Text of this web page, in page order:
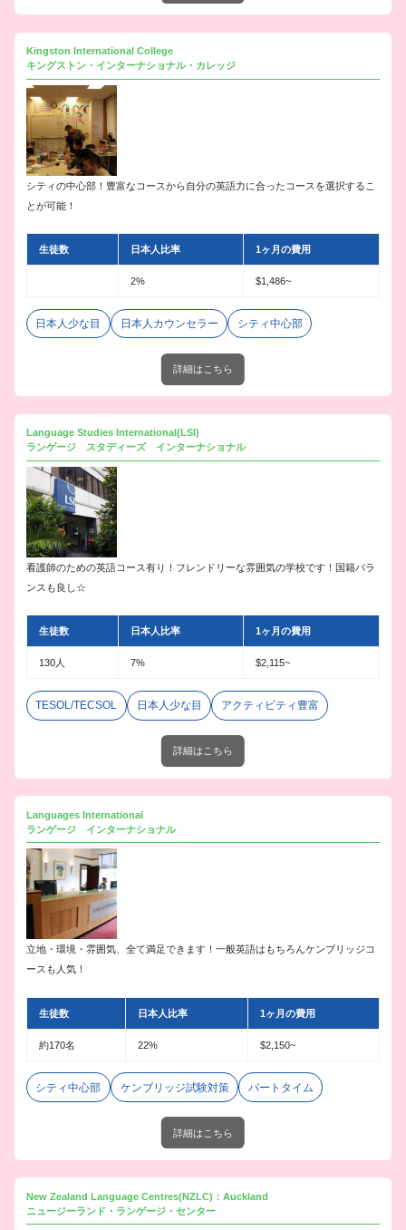
Kingston International College
キングストン・インターナショナル・カレッジ
シティの中心部！豊富なコースから自分の英語力に合ったコースを選択するこ
とが可能！
生徒数 日本人比率 1ヶ月の費用
2% $1,486~
日本人少な目 日本人カウンセラー シティ中心部
詳細はこちら
Language Studies International(LSI)
ランゲージ スタディーズ インターナショナル
看護師のための英語コース有り！フレンドリーな雰囲気の学校です！国籍バラ
ンスも良し☆
生徒数 日本人比率 1ヶ月の費用
130人 7% $2,115~
TESOL/TECSOL 日本人少な目 アクティビティ豊富
詳細はこちら
Languages International
ランゲージ インターナショナル
立地・環境・雰囲気、全て満足できます！一般英語はもちろんケンブリッジコ
ースも人気！
生徒数 日本人比率 1ヶ月の費用
約170名 22% $2,150~
シティ中心部 ケンブリッジ試験対策 パートタイム
詳細はこちら
New Zealand Language Centres(NZLC)：Auckland
ニュージーランド・ランゲージ・センター